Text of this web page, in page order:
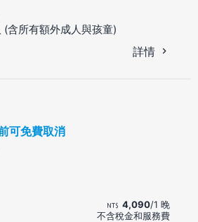
含所有額外成人與孩童)
詳情
可免費取消
4,090/1 晚
不含稅金和服務費